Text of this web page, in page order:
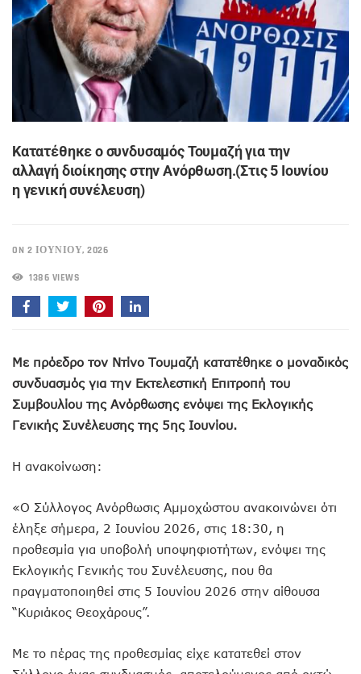
Κατατέθηκε ο συνδυσαμός Τουμαζή για την
αλλαγή διοίκησης στην Ανόρθωση.(Στις 5 Ιουνίου
η γενική συνέλευση)
ON 2 ΙΟΥΝΊΟΥ, 2026
1386 VIEWS
Με πρόεδρο τον Ντίνο Τουμαζή κατατέθηκε ο μοναδικός
συνδυασμός για την Εκτελεστική Επιτροπή του
Συμβουλίου της Ανόρθωσης ενόψει της Εκλογικής
Γενικής Συνέλευσης της 5ης Ιουνίου.
Η ανακοίνωση:
«Ο Σύλλογος Ανόρθωσις Αμμοχώστου ανακοινώνει ότι
έληξε σήμερα, 2 Ιουνίου 2026, στις 18:30, η
προθεσμία για υποβολή υποψηφιοτήτων, ενόψει της
Εκλογικής Γενικής του Συνέλευσης, που θα
πραγματοποιηθεί στις 5 Ιουνίου 2026 στην αίθουσα
“Κυριάκος Θεοχάρους”.
Με το πέρας της προθεσμίας είχε κατατεθεί στον